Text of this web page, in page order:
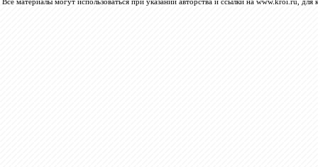
Все материалы могут использоваться при указании авторства и ссылки на www.kroi.ru, для